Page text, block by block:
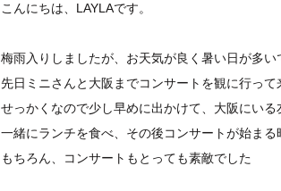
こんにちは、LAYLAです。
梅雨入りしましたが、お天気が良く暑い日が多い
先日ミニさんと大阪までコンサートを観に行って
せっかくなので少し早めに出かけて、大阪にいる
一緒にランチを食べ、その後コンサートが始ま
もちろん、コンサートもとっても素敵でした